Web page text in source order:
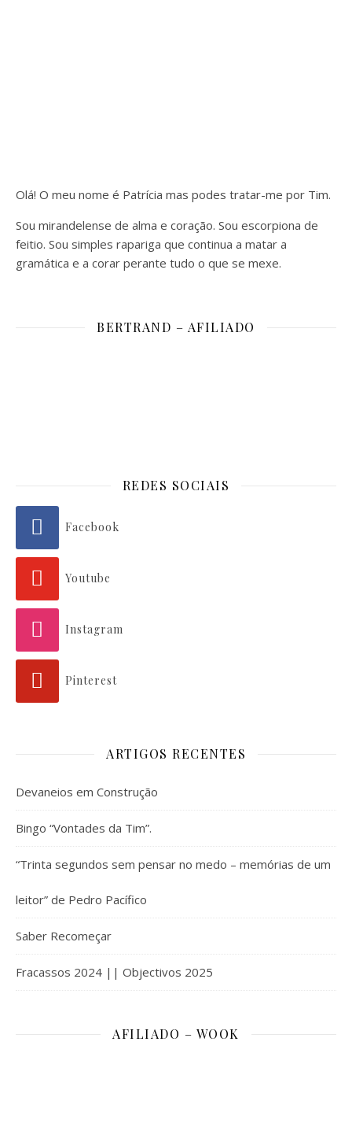
Olá! O meu nome é Patrícia mas podes tratar-me por Tim.
Sou mirandelense de alma e coração. Sou escorpiona de
feitio. Sou simples rapariga que continua a matar a
gramática e a corar perante tudo o que se mexe.
BERTRAND – AFILIADO
REDES SOCIAIS
Facebook
Youtube
Instagram
Pinterest
ARTIGOS RECENTES
Devaneios em Construção
Bingo “Vontades da Tim”.
“Trinta segundos sem pensar no medo – memórias de um
leitor” de Pedro Pacífico
Saber Recomeçar
Fracassos 2024 || Objectivos 2025
AFILIADO – WOOK